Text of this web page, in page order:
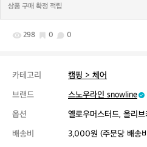
상품 구매 확정 적립
298 0 0
카테고리
캠핑 > 체어
브랜드
스노우라인 snowline
옵션
옐로우머스터드, 올리
배송비
3,000원 (주문당 배송